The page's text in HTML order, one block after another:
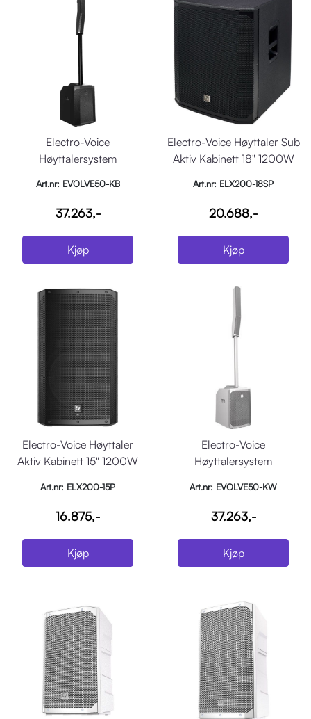
Electro-Voice
Høyttalersystem
m/sub,stag,bag, sor
Art.nr: EVOLVE50-KB
37.263,-
Kjøp
Electro-Voice Høyttaler Sub
Aktiv Kabinett 18" 1200W
Art.nr: ELX200-18SP
20.688,-
Kjøp
Electro-Voice Høyttaler
Aktiv Kabinett 15" 1200W
Art.nr: ELX200-15P
16.875,-
Kjøp
Electro-Voice
Høyttalersystem
m/sub,stag,bag hvit
Art.nr: EVOLVE50-KW
37.263,-
Kjøp